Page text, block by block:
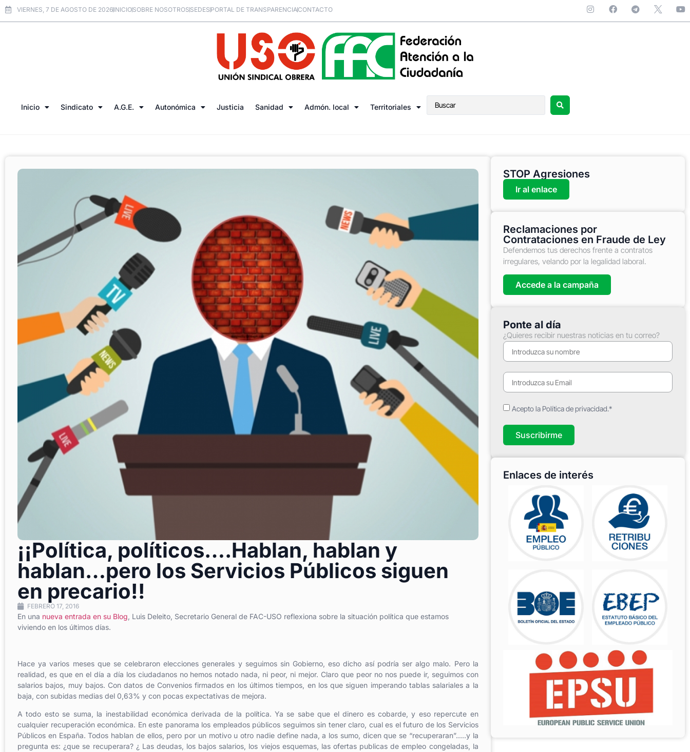
VIERNES, 7 DE AGOSTO DE 2026INICIOSOBRE NOSOTROSSEDESPORTAL DE TRANSPARENCIACONTACTO
Inicio Sindicato A.G.E. Autonómica Justicia Sanidad Admón. local Territoriales
¡¡Política, políticos….Hablan, hablan y
hablan…pero los Servicios Públicos siguen
en precario!!
FEBRERO 17, 2016
En una nueva entrada en su Blog, Luis Deleito, Secretario General de FAC-USO reflexiona sobre la situación política que estamos
viviendo en los últimos días.
Hace ya varios meses que se celebraron elecciones generales y seguimos sin Gobierno, eso dicho así podría ser algo malo. Pero la
realidad, es que en el día a día los ciudadanos no hemos notado nada, ni peor, ni mejor. Claro que peor no nos puede ir, seguimos con
salarios bajos, muy bajos. Con datos de Convenios firmados en los últimos tiempos, en los que siguen imperando tablas salariales a la
baja, con subidas medias del 0,63% y con pocas expectativas de mejora.
A todo esto se suma, la inestabilidad económica derivada de la política. Ya se sabe que el dinero es cobarde, y eso repercute en
cualquier recuperación económica. En este panorama los empleados públicos seguimos sin tener claro, cual es el futuro de los Servicios
Públicos en España. Todos hablan de ellos, pero por un motivo u otro nadie define nada, a los sumo, dicen que se “recuperaran”…..y la
pregunta es: ¿que se recuperara? ¿ Las deudas, los bajos salarios, los viejos esquemas, las ofertas publicas de empleo congeladas, la
STOP Agresiones
Ir al enlace
Reclamaciones por
Contrataciones en Fraude de Ley
Defendemos tus derechos frente a contratos
irregulares, velando por la legalidad laboral.
Accede a la campaña
Ponte al día
¿Quieres recibir nuestras noticias en tu correo?
Acepto la Política de privacidad.*
Suscribirme
Enlaces de interés